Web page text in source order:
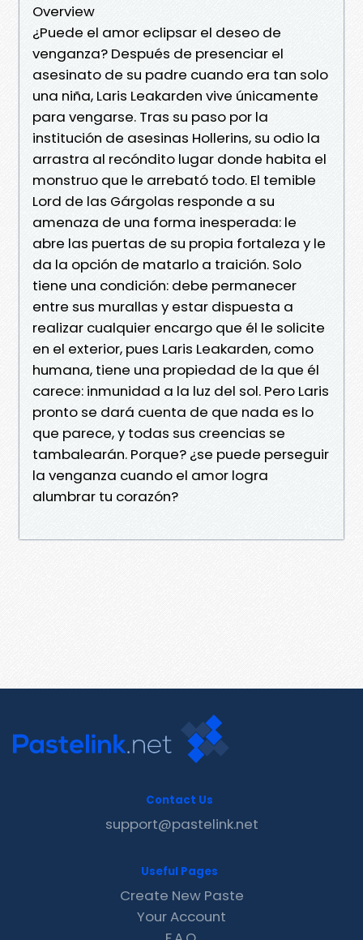
Overview
¿Puede el amor eclipsar el deseo de
venganza? Después de presenciar el
asesinato de su padre cuando era tan solo
una niña, Laris Leakarden vive únicamente
para vengarse. Tras su paso por la
institución de asesinas Hollerins, su odio la
arrastra al recóndito lugar donde habita el
monstruo que le arrebató todo. El temible
Lord de las Gárgolas responde a su
amenaza de una forma inesperada: le
abre las puertas de su propia fortaleza y le
da la opción de matarlo a traición. Solo
tiene una condición: debe permanecer
entre sus murallas y estar dispuesta a
realizar cualquier encargo que él le solicite
en el exterior, pues Laris Leakarden, como
humana, tiene una propiedad de la que él
carece: inmunidad a la luz del sol. Pero Laris
pronto se dará cuenta de que nada es lo
que parece, y todas sus creencias se
tambalearán. Porque? ¿se puede perseguir
la venganza cuando el amor logra
alumbrar tu corazón?
Contact Us
support@pastelink.net
Useful Pages
Create New Paste
Your Account